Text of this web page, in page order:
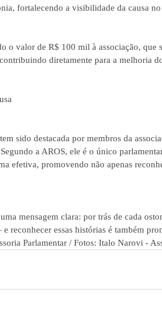
fortalecendo a visibilidade da causa
o valor de R$ 100 mil à associação, que
diretamente para a melhoria
sido destacada por membros da
a AROS, ele é o único
efetiva, promovendo não apenas
mensagem clara: por trás de cada
reconhecer essas histórias é também
Parlamentar / Fotos: Italo Narovi -